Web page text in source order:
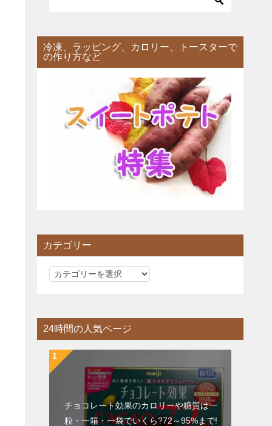
冷凍、ラッピング、カロリー、トースターで
の作り方など
カテゴリー
カ
リ
ー
24時間の人気ページ
チョコレート効果のカロリーや糖質は一
粒・一箱・一袋でいくら?72～95%まで!